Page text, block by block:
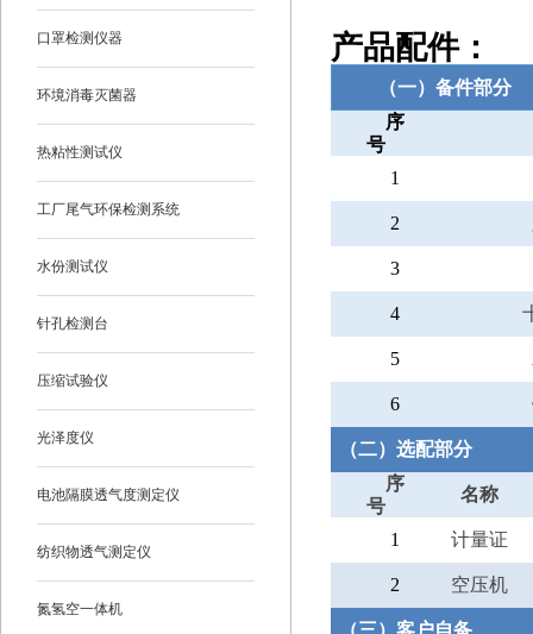
口罩检测仪器
环境消毒灭菌器
热粘性测试仪
工厂尾气环保检测系统
水份测试仪
针孔检测台
压缩试验仪
光泽度仪
电池隔膜透气度测定仪
纺织物透气测定仪
氮氢空一体机
产品配件：
（一）备件部分
序
号
1
2
3
4
5
6
（二）选配部分
序
号
名称
1 计量证
2 空压机
（三）客户自备